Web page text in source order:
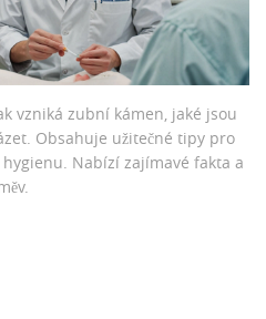
vzniká zubní kámen, jaké jsou
Obsahuje užitečné tipy pro
Nabízí zajímavé fakta a